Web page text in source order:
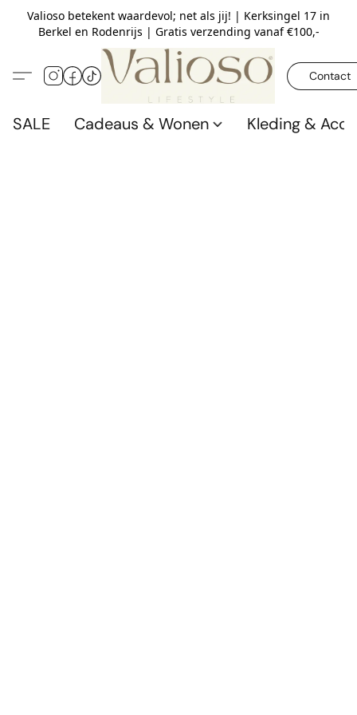
Valioso betekent waardevol; net als jij! | Kerksingel 17 in
Berkel en Rodenrijs | Gratis verzending vanaf €100,-
Contact
SALE Cadeaus & Wonen Kleding &